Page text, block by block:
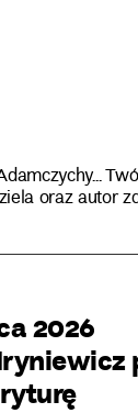
oraz autor
2026